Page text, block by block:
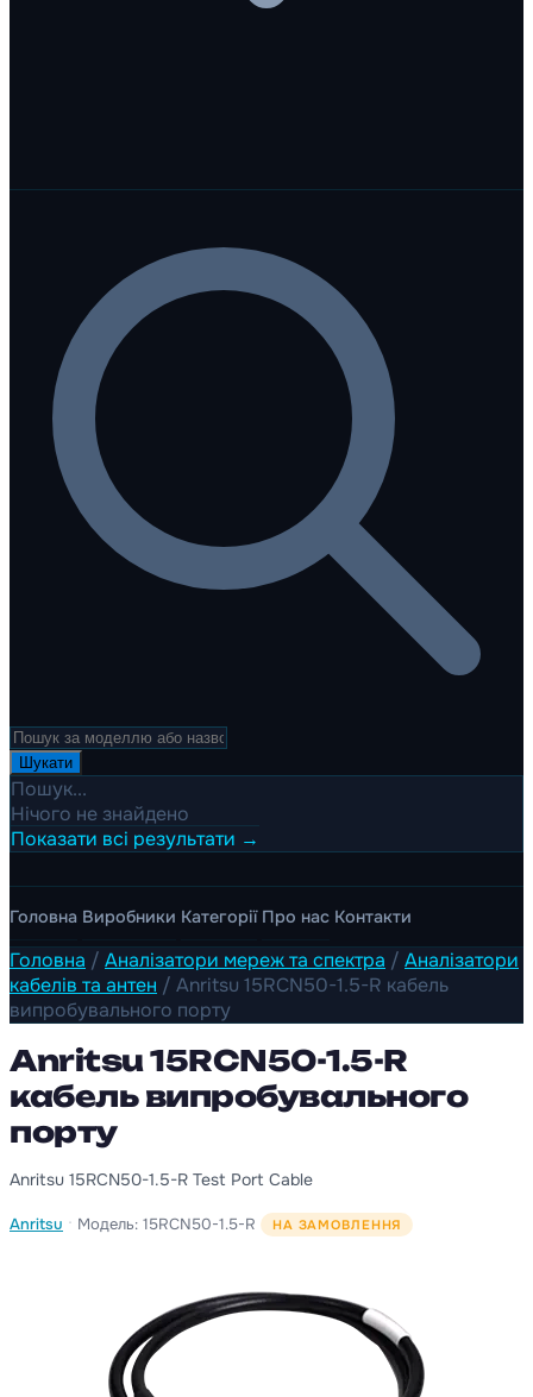
Шукати
Пошук...
Нічого не знайдено
Показати всі результати →
Головна Виробники Категорії Про нас Контакти
Головна / Аналізатори мереж та спектра / Аналізатори
кабелів та антен / Anritsu 15RCN50-1.5-R кабель
випробувального порту
Anritsu 15RCN50-1.5-R
кабель випробувального
порту
Anritsu 15RCN50-1.5-R Test Port Cable
Anritsu · Модель: 15RCN50-1.5-R НА ЗАМОВЛЕННЯ